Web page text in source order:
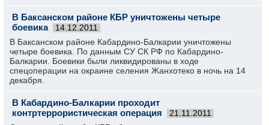
В Баксанском районе КБР уничтожены четыре
боевика
14.12.2011
В Баксанском районе Кабардино-Балкарии уничтожены
четыре боевика. По данным СУ СК РФ по Кабардино-
Балкарии. Боевики были ликвидированы в ходе
спецоперации на окраине селения Жанхотеко в ночь на 14
декабря.
В Кабардино-Балкарии проходит
контртеррористическая операция
21.11.2011